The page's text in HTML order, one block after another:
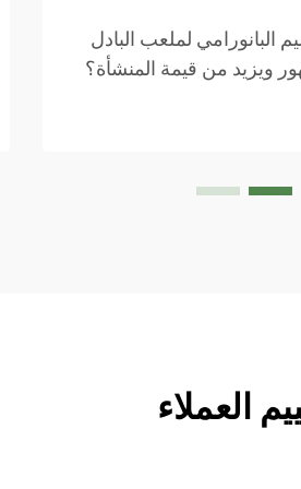
البانورامي لملعب البادل
ويزيد من قيمة المنشأة؟
أقصى درجات الانغماس
التقليدية، إطلالاتٍ مفتوحةً
العملاء